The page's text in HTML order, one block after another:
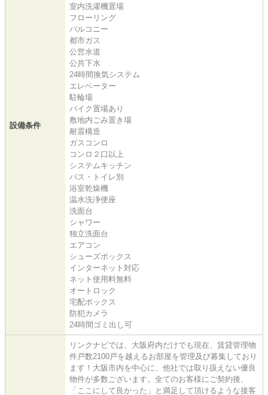
設備条件
室内洗濯機置場
フローリング
バルコニー
都市ガス
公営水道
公共下水
24時間換気システム
エレベーター
駐輪場
バイク置場あり
敷地内ごみ置き場
耐震構造
ガスコンロ
コンロ２口以上
システムキッチン
バス・トイレ別
浴室乾燥機
温水洗浄便座
洗面台
シャワー
独立洗面台
エアコン
シューズボックス
インターネット対応
ネット使用料無料
オートロック
宅配ボックス
防犯カメラ
24時間ゴミ出し可
リンクナビでは、大阪府内だけでも現在、賃貸管理物
件戸数2100戸を越えるお部屋を管理及び募集しており
ます！大阪市内を中心に、他社では取り扱えない優良
物件が多数ございます。全てのお客様にご契約後、
「ここにして良かった」と満足して頂けるような接客